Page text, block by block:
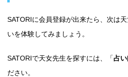
SATORIに会員登録が出来たら、次は
いを体験してみましょう。
SATORIで天女先生を探すには、「占
ださい。